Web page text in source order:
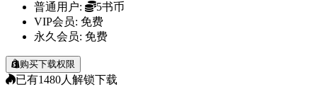
普通用户:
5书币
VIP会员: 免费
永久会员: 免费
购买下载权限
已有1480人解锁下载